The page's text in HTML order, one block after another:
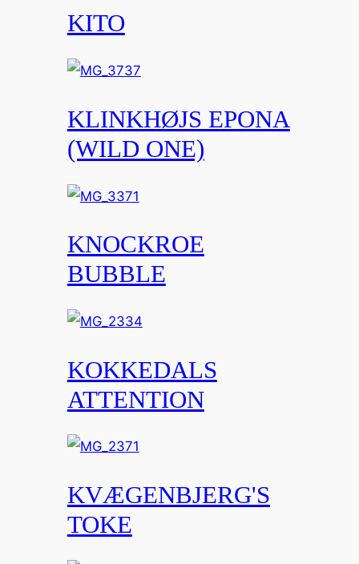
KITO
KLINKHØJS EPONA
(WILD ONE)
KNOCKROE
BUBBLE
KOKKEDALS
ATTENTION
KVÆGENBJERG'S
TOKE